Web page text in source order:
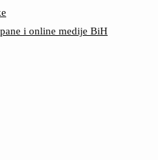
i online medije BiH